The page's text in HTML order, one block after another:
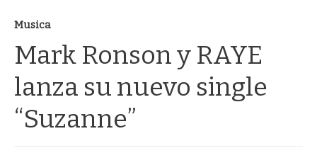
Musica
Mark Ronson y RAYE
lanza su nuevo single
“Suzanne”